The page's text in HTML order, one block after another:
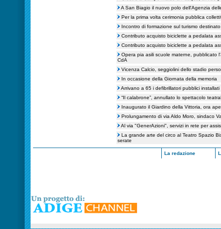
A San Biagio il nuovo polo dell'Agenzia
Per la prima volta cerimonia pubblica
Incontro di formazione sul turismo
Contributo acquisto biciclette a pedalata
Contributo acquisto biciclette a pedalata
Opera pia asili scuole materne, pubblicato
CdA
Vicenza Calcio, seggiolini dello stadio
In occasione della Giornata della memoria
Arrivano a 65 i defibrillatori pubblici
“Il calabrone”, annullato lo spettacolo
Inaugurato il Giardino della Vittoria, ora
Prolungamento di via Aldo Moro, sindaco
Al via "GenerAzioni", servizi in rete per
La grande arte del circo al Teatro Spazio
serate
La redazione